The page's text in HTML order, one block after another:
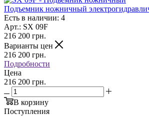
Подъемник ножничный
Есть в наличии: 4
Арт.: SX 09F
216 200 грн.
Варианты цен
216 200 грн.
Подробности
Цена
216 200 грн.
В корзину
Поступления